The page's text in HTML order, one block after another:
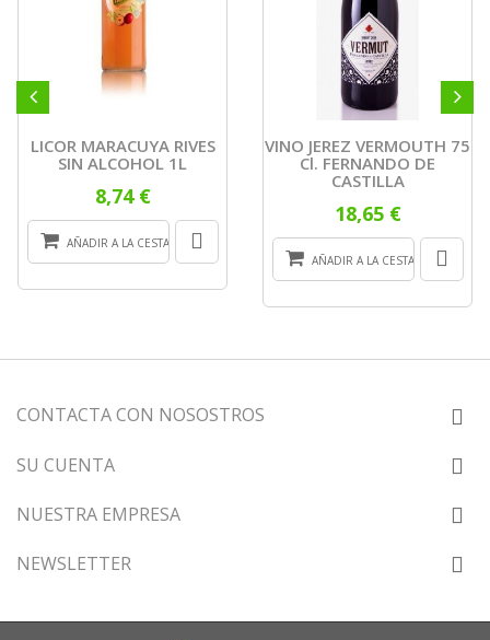
LICOR MARACUYA RIVES
SIN ALCOHOL 1L
8,74 €
AÑADIR A LA CESTA
VINO JEREZ VERMOUTH 75
Cl. FERNANDO DE
CASTILLA
18,65 €
AÑADIR A LA CESTA
CONTACTA CON NOSOSTROS
SU CUENTA
NUESTRA EMPRESA
NEWSLETTER